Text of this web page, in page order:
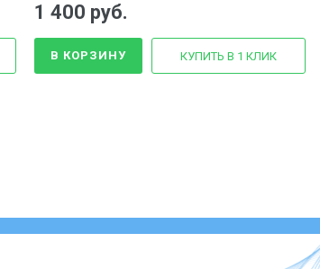
1 400 руб.
В КОРЗИНУ КУПИТЬ В 1 КЛИК